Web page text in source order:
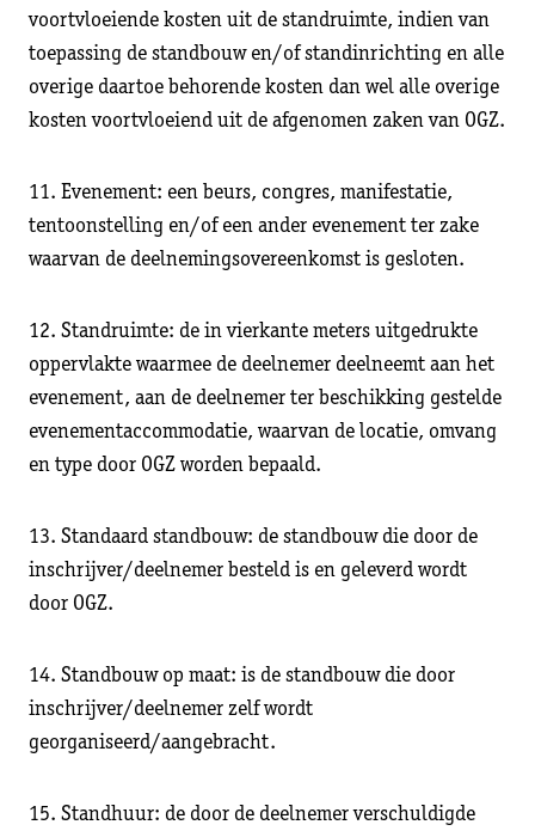
voortvloeiende kosten uit de standruimte, indien van
toepassing de standbouw en/of standinrichting en alle
overige daartoe behorende kosten dan wel alle overige
kosten voortvloeiend uit de afgenomen zaken van OGZ.
11. Evenement: een beurs, congres, manifestatie,
tentoonstelling en/of een ander evenement ter zake
waarvan de deelnemingsovereenkomst is gesloten.
12. Standruimte: de in vierkante meters uitgedrukte
oppervlakte waarmee de deelnemer deelneemt aan het
evenement, aan de deelnemer ter beschikking gestelde
evenementaccommodatie, waarvan de locatie, omvang
en type door OGZ worden bepaald.
13. Standaard standbouw: de standbouw die door de
inschrijver/deelnemer besteld is en geleverd wordt
door OGZ.
14. Standbouw op maat: is de standbouw die door
inschrijver/deelnemer zelf wordt
georganiseerd/aangebracht.
15. Standhuur: de door de deelnemer verschuldigde